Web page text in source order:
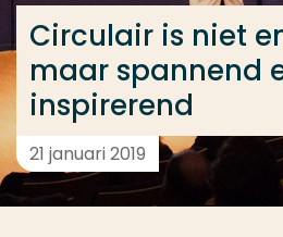
Circulair is niet
maar spannend
inspirerend
21 januari 2019
Veel gezocht
Opleiding
Contact